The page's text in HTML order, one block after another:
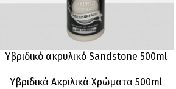
Υβριδικό ακρυλικό Sandstone 500ml
Υβριδικά Ακριλικά Χρώματα 500ml